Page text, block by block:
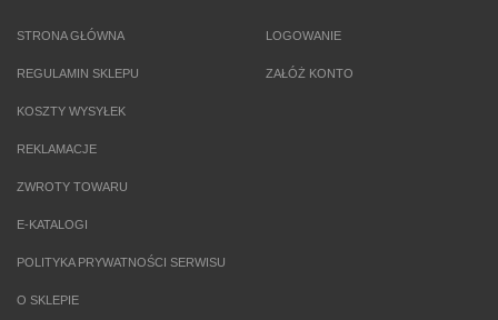
STRONA GŁÓWNA
REGULAMIN SKLEPU
KOSZTY WYSYŁEK
REKLAMACJE
ZWROTY TOWARU
E-KATALOGI
POLITYKA PRYWATNOŚCI SERWISU
O SKLEPIE
LOGOWANIE
ZAŁÓŻ KONTO